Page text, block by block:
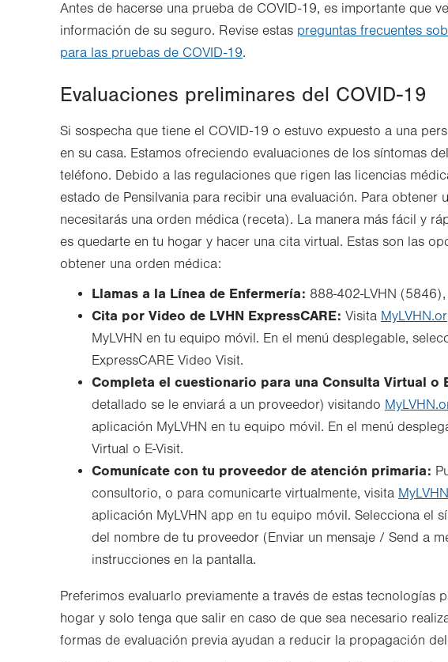
Antes de hacerse una prueba de COVID-19, es importante que
información de su seguro. Revise estas preguntas frecuentes
para las pruebas de COVID-19.
Evaluaciones preliminares del COVID-19
Si sospecha que tiene el COVID-19 o estuvo expuesto a una
en su casa. Estamos ofreciendo evaluaciones de los síntomas
teléfono. Debido a las regulaciones que rigen las licencias
estado de Pensilvania para recibir una evaluación. Para obtener
necesitarás una orden médica (receta). La manera más fácil y
es quedarte en tu hogar y hacer una cita virtual. Estas son las
obtener una orden médica:
Llamas a la Línea de Enfermería: 888-402-LVHN
Cita por Video de LVHN ExpressCARE: Visita
MyLVHN en tu equipo móvil. En el menú desplegable,
ExpressCARE Video Visit.
Completa el cuestionario para una Consulta Virtual o
detallado se le enviará a un proveedor) visitando
aplicación MyLVHN en tu equipo móvil. En el menú
Virtual o E-Visit.
Comunícate con tu proveedor de atención primaria:
consultorio, o para comunicarte virtualmente, visita
aplicación MyLVHN app en tu equipo móvil. Selecciona el
del nombre de tu proveedor (Enviar un mensaje / Send a
instrucciones en la pantalla.
Preferimos evaluarlo previamente a través de estas tecnologías
hogar y solo tenga que salir en caso de que sea necesario
formas de evaluación previa ayudan a reducir la propagación